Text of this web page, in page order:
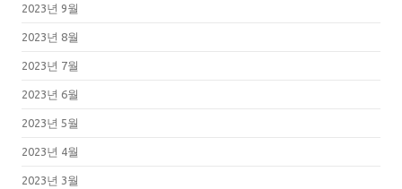
2023년 9월
2023년 8월
2023년 7월
2023년 6월
2023년 5월
2023년 4월
2023년 3월